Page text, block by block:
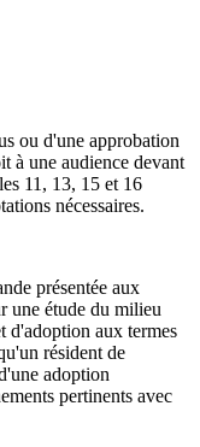
ou d'une approbation
à une audience devant
11, 13, 15 et 16
nécessaires.
présentée aux
une étude du milieu
d'adoption aux termes
résident de
adoption
pertinents avec